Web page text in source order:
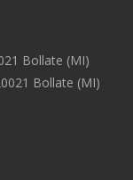
Bollate (MI)
Bollate (MI)